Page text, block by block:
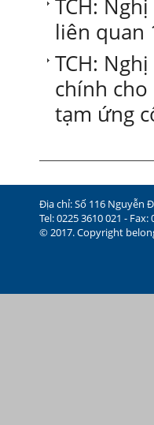
TCH:
liên quan
TCH:
chính
tạm ứng
Địa chỉ: Số 116 Nguyễn
Tel: 0225 3610 021 - Fax:
© 2017. Copyright